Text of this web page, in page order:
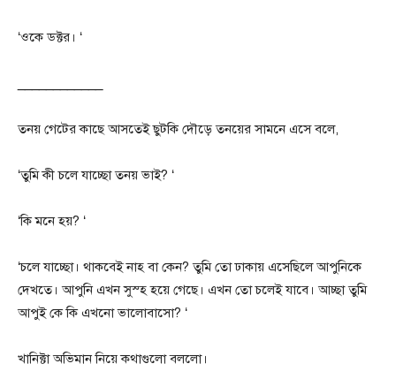
‘ওকে ডক্টর। ‘
তনয় গেটের কাছে আসতেই ছুটকি দৌড়ে তনয়ের সামনে এসে বলে,
‘তুমি কী চলে যাচ্ছো তনয় ভাই? ‘
‘কি মনে হয়? ‘
‘চলে যাচ্ছো। থাকবেই নাহ বা কেন? তুমি তো ঢাকায় এসেছিলে আপুনিকে
দেখতে। আপুনি এখন সুস্হ হয়ে গেছে। এখন তো চলেই যাবে। আচ্ছা তুমি
আপুই কে কি এখনো ভালোবাসো? ‘
খানিক্টা অভিমান নিয়ে কথাগুলো বললো।